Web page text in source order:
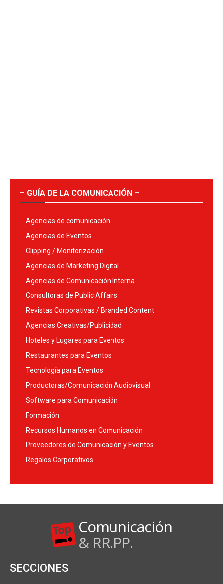
– GUÍA DE LA COMUNICACIÓN –
Agencias de comunicación
Agencias de Eventos
Clipping / Monitorización
Agencias de Marketing Digital
Agencias de Comunicación Interna
Consultoras de Public Affairs
Revistas Corporativas / Branded Content
Agencias Creativas/Publicidad
Hoteles y Lugares para Eventos
Restaurantes para Eventos
Tecnología para Eventos
Productoras/Comunicación Audiovisual
Software para Comunicación
Formación
Recursos Humanos en Comunicación
Proveedores de Comunicación y Eventos
Regalos Corporativos
Comunicación
& RR.PP.
SECCIONES